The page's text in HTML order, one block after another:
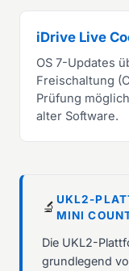
iDrive Live
OS 7-Updates
Freischaltung
Prüfung
alter Software.
🔬 UKL2-
MINI
Die UKL2-
grundlegend